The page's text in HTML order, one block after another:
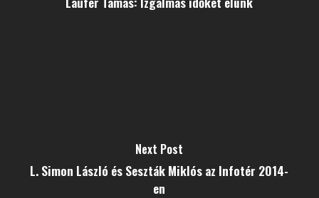
Next Post
L. Simon László és Seszták Miklós az Infotér 2014-
en